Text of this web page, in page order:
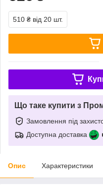
510 ₴ від 20 шт.
Що таке купити з
Замовлення під
Доступна доставка
Опис Характеристики